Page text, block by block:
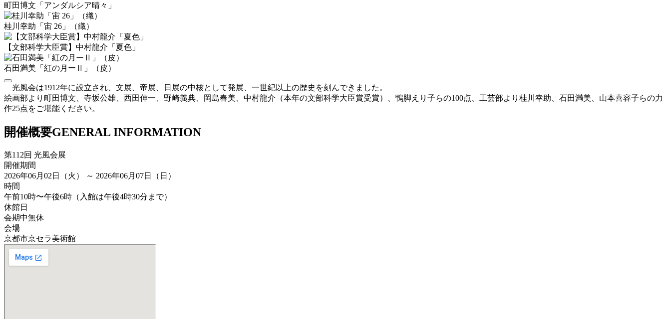
町田博文「アンダルシア晴々」
桂川幸助「宙 26」（織）
【文部科学大臣賞】中村龍介「夏色」
石田満美「紅の月ーⅡ」（皮）
光風会は1912年に設立され、文展、帝展、日展の中核として発展、一世紀以上の歴史を刻んできました。
絵画部より町田博文、寺坂公雄、西田伸一、野崎義典、岡島春美、中村龍介（本年の文部科学大臣賞受賞）、鴨脚えり子らの100点、工芸部より桂川幸助、石田満美、山本喜容子らの力
作25点をご堪能ください。
開催概要GENERAL INFORMATION
第112回 光風会展
開催期間
2026年06月02日（火） ～ 2026年06月07日（日）
時間
午前10時〜午後6時（入館は午後4時30分まで）
休館日
会期中無休
会場
京都市京セラ美術館